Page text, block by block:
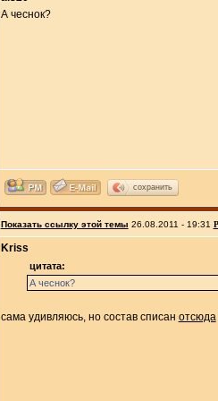
А чеснок?
сохранить
Показать ссылку этой темы 26.08.2011 - 19:31
Kriss
цитата:
А чеснок?
сама удивляюсь, но состав списан отсюда